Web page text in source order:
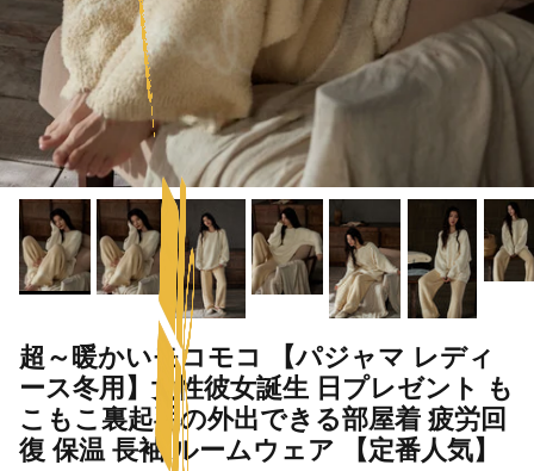
超～暖かいモコモコ 【パジャマ レディ
ース冬用】女性彼女誕生 日プレゼント も
こもこ裏起毛の外出できる部屋着 疲労回
復 保温 長袖 ルームウェア 【定番人気】